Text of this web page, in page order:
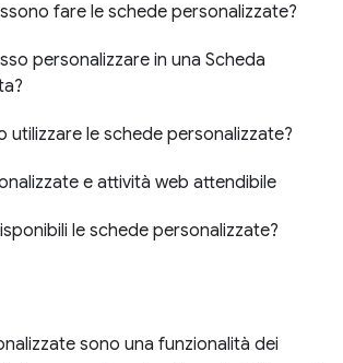
fare le schede personalizzate?
personalizzare in una Scheda
utilizzare le schede personalizzate?
e attività web attendibile
le schede personalizzate?
sono una funzionalità dei